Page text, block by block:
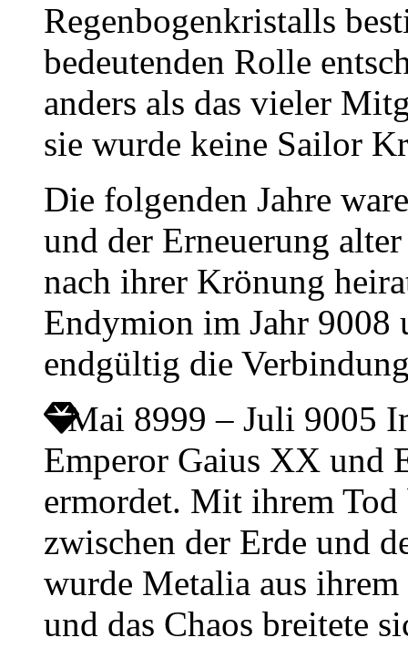
Regenbogenkristalls
bedeutenden Rolle
anders als das vieler
sie wurde keine Sailor
Die folgenden Jahre
und der Erneuerung
nach ihrer Krönung
Endymion im Jahr 9008
endgültig die
Mai 8999 – Juli 9005
Emperor Gaius XX und
ermordet. Mit ihrem
zwischen der Erde und
wurde Metalia aus
und das Chaos breitete